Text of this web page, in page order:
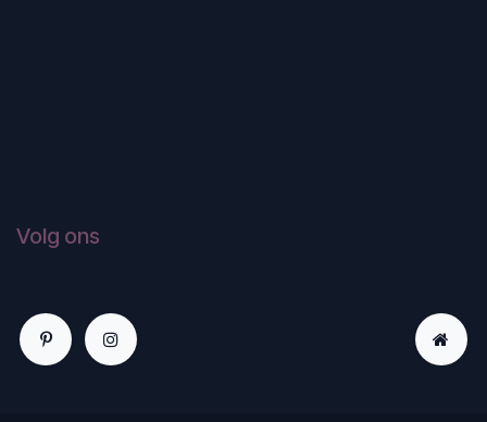
Volg ons